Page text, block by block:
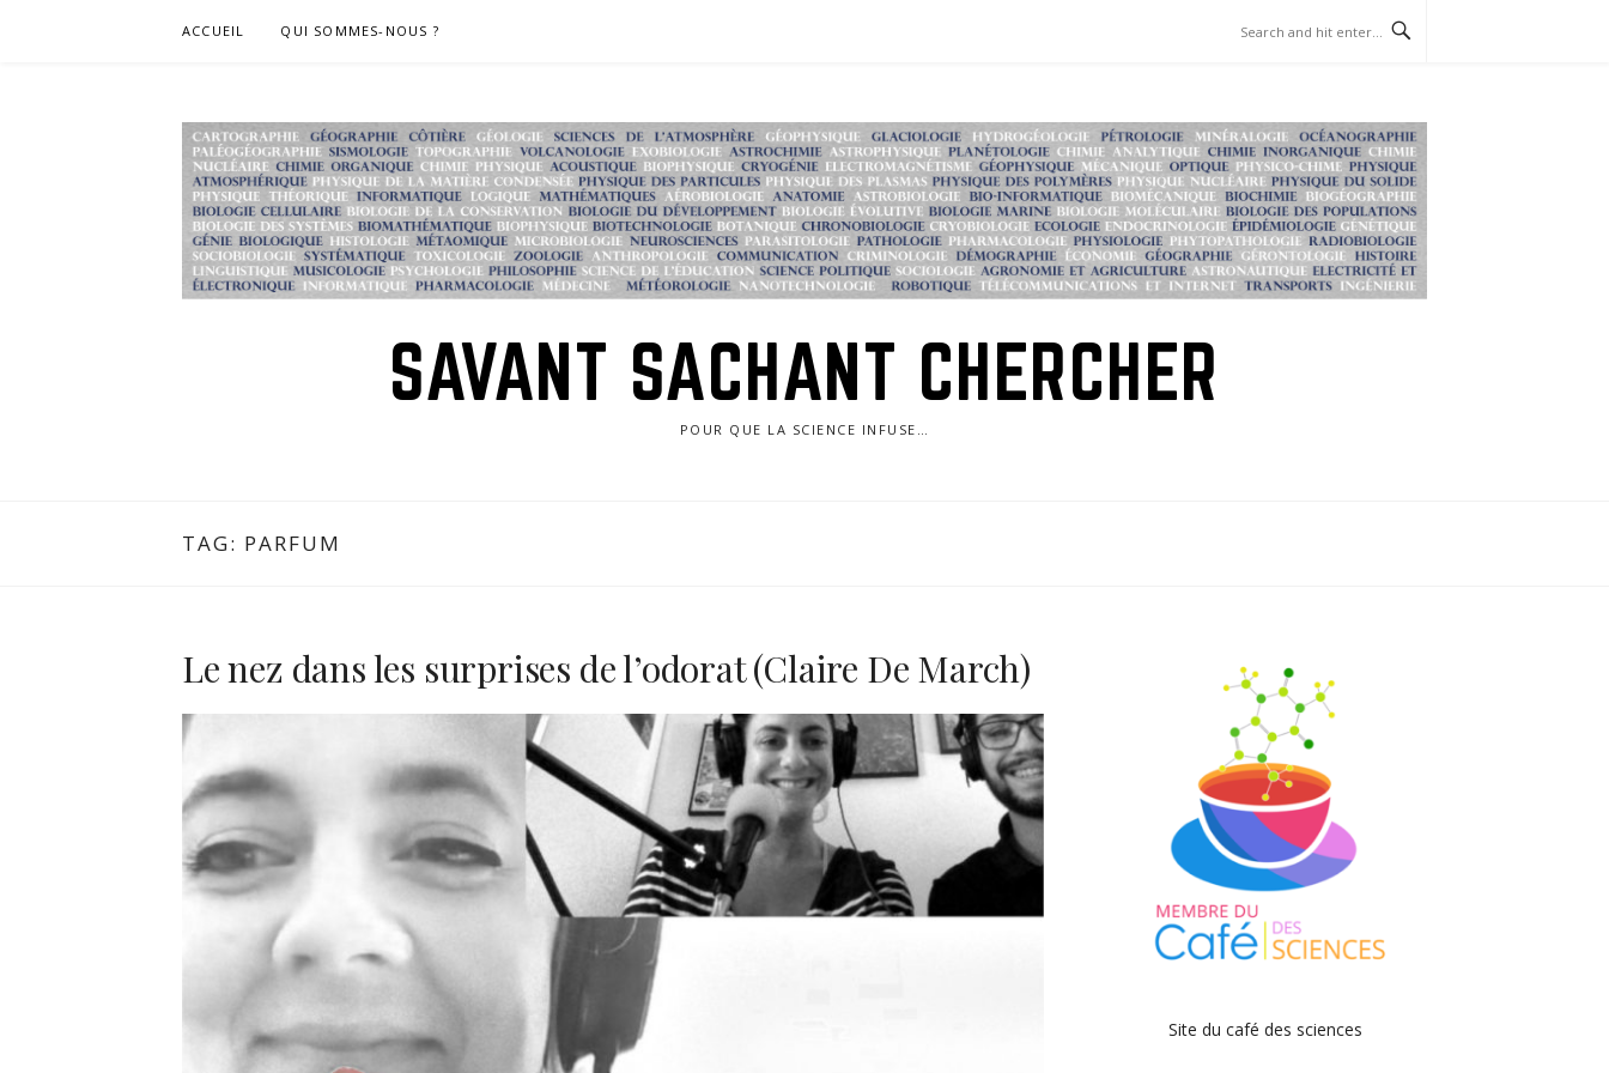
ACCUEIL QUI SOMMES-NOUS ?
SAVANT SACHANT CHERCHER
POUR QUE LA SCIENCE INFUSE…
TAG: PARFUM
Le nez dans les surprises de l’odorat (Claire De March)
Site du café des sciences